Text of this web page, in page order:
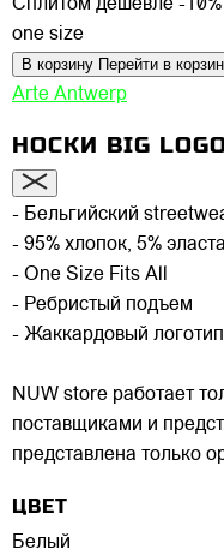
Сплитом дешевле -10%
one size
В корзину Перейти в
Arte Antwerp
НОСКИ BIG
- Бельгийский
- 95% хлопок, 5%
- One Size Fits All
- Ребристый подъем
- Жаккардовый логотип
NUW store работает
поставщиками и
представлена только
ЦВЕТ
Белый